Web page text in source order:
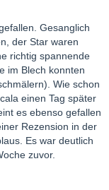
Gesanglich
der Star waren
richtig spannende
im Blech konnten
Wie schon
einen Tag später
es ebenso gefallen
Rezension in der
Es war deutlich
zuvor.